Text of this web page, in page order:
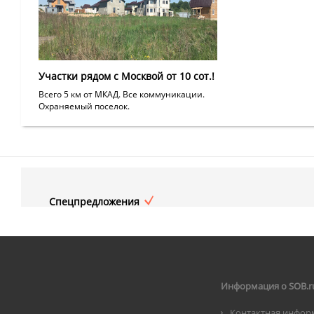
Участки рядом с Москвой от 10 сот.!
Всего 5 км от МКАД. Все коммуникации.
Охраняемый поселок.
Спецпредложения
Информация о